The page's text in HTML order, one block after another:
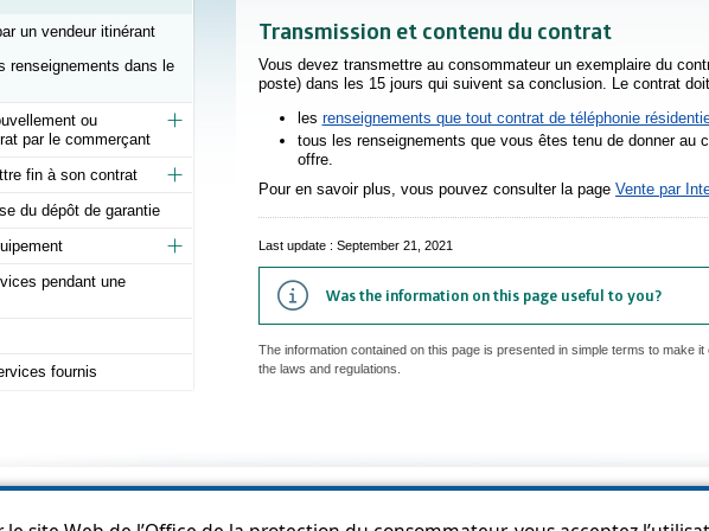
un vendeur itinérant
renseignements dans le
ou
par le commerçant
fin à son contrat
du dépôt de garantie
pendant une
fournis
Transmission et contenu du contrat
Vous devez transmettre au consommateur un exemplaire du
poste) dans les 15 jours qui suivent sa conclusion. Le contrat
les renseignements que tout contrat de téléphonie
tous les renseignements que vous êtes tenu de donner au
offre.
Pour en savoir plus, vous pouvez consulter la page Vente par
Last update : September 21, 2021
Was the information on this page useful to you?
The information contained on this page is presented in simple terms to make
the laws and regulations.